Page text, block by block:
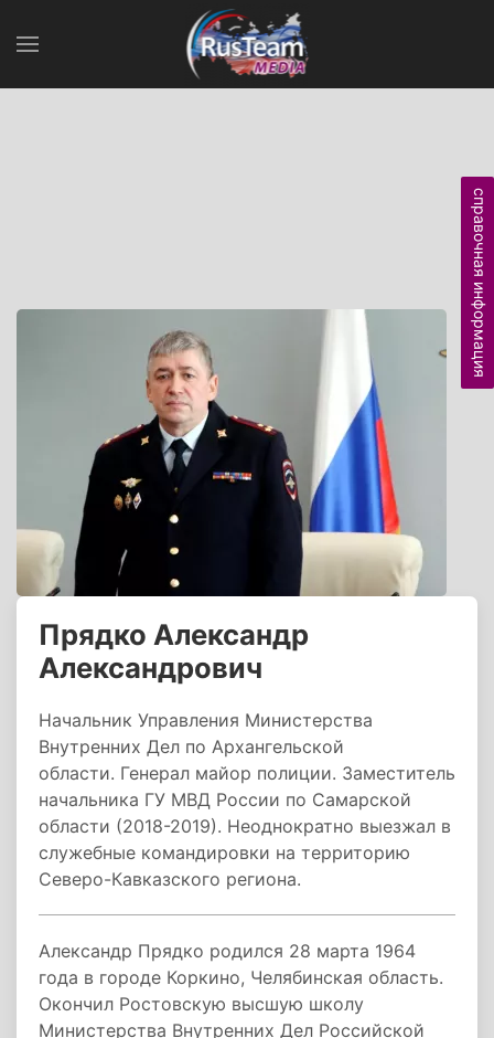
Прядко Александр
Александрович
Начальник Управления Министерства
Внутренних Дел по Архангельской
области. Генерал майор полиции. Заместитель
начальника ГУ МВД России по Самарской
области (2018-2019). Неоднократно выезжал в
служебные командировки на территорию
Северо-Кавказского региона.
Александр Прядко родился 28 марта 1964
года в городе Коркино, Челябинская область.
Окончил Ростовскую высшую школу
Министерства Внутренних Дел Российской
справочная информация